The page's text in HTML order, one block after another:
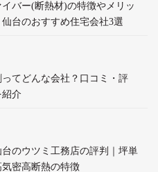
バー(断熱材)の特徴やメリッ
仙台のおすすめ住宅会社3選
てどんな会社？口コミ・評
介
台のウツミ工務店の評判｜坪単
密高断熱の特徴